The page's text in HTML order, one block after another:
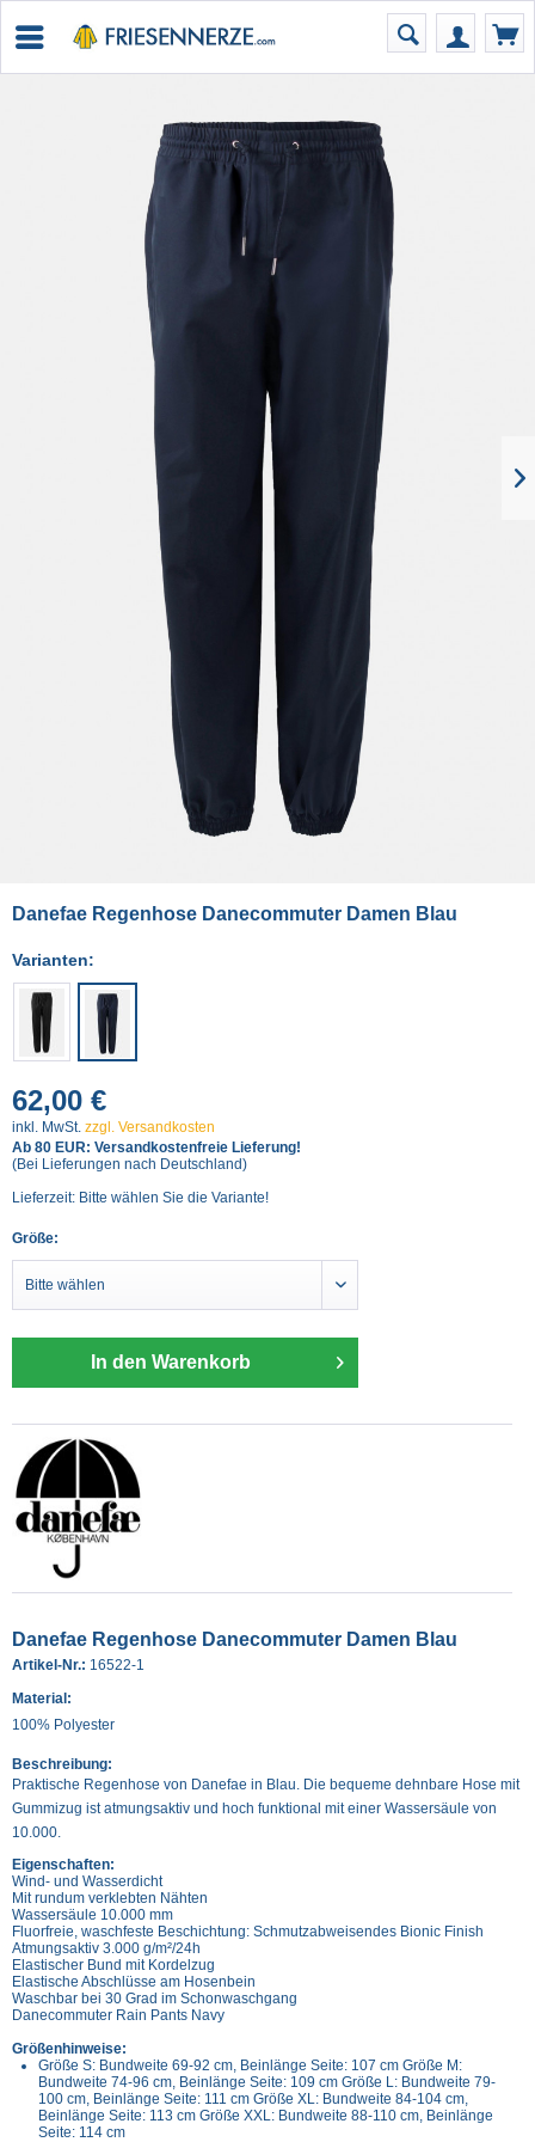
Danefae Regenhose Danecommuter Damen Blau
Varianten:
62,00 €
inkl. MwSt. zzgl. Versandkosten
Ab 80 EUR: Versandkostenfreie Lieferung!
(Bei Lieferungen nach Deutschland)
Lieferzeit: Bitte wählen Sie die Variante!
Größe:
In den Warenkorb
Danefae Regenhose Danecommuter Damen Blau
Artikel-Nr.: 16522-1
Material:
100% Polyester
Beschreibung:
Praktische Regenhose von Danefae in Blau. Die bequeme dehnbare Hose mit
Gummizug ist atmungsaktiv und hoch funktional mit einer Wassersäule von
10.000.
Eigenschaften:
Wind- und Wasserdicht
Mit rundum verklebten Nähten
Wassersäule 10.000 mm
Fluorfreie, waschfeste Beschichtung: Schmutzabweisendes Bionic Finish
Atmungsaktiv 3.000 g/m²/24h
Elastischer Bund mit Kordelzug
Elastische Abschlüsse am Hosenbein
Waschbar bei 30 Grad im Schonwaschgang
Danecommuter Rain Pants Navy
Größenhinweise:
Größe S: Bundweite 69-92 cm, Beinlänge Seite: 107 cm Größe M:
Bundweite 74-96 cm, Beinlänge Seite: 109 cm Größe L: Bundweite 79-
100 cm, Beinlänge Seite: 111 cm Größe XL: Bundweite 84-104 cm,
Beinlänge Seite: 113 cm Größe XXL: Bundweite 88-110 cm, Beinlänge
Seite: 114 cm